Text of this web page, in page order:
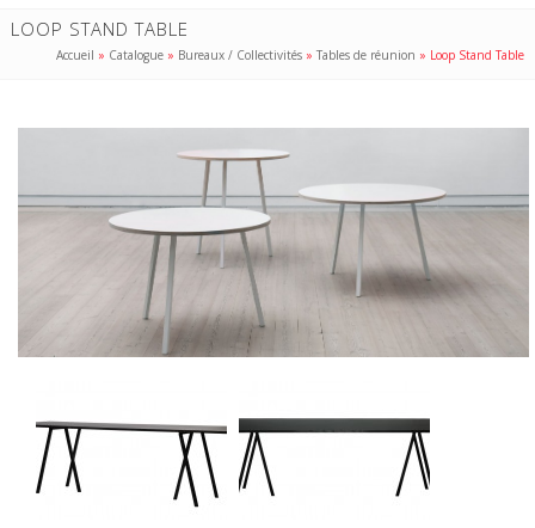
LOOP STAND TABLE
Accueil » Catalogue » Bureaux / Collectivités »Tables de réunion » Loop Stand Table